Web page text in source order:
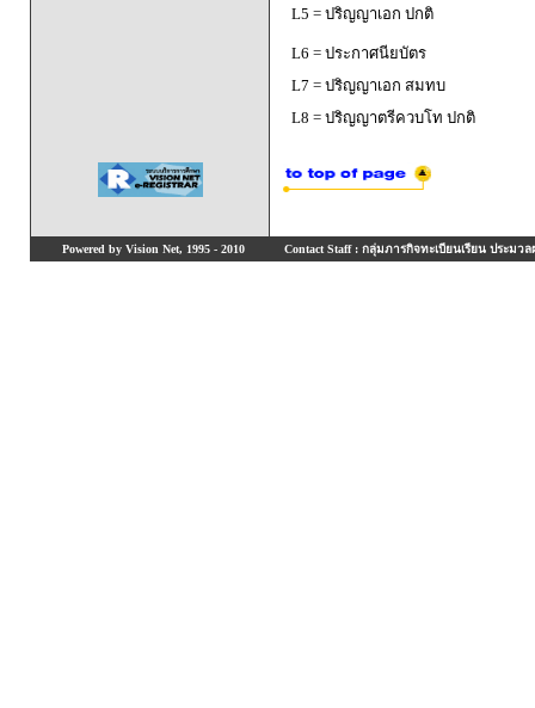
L5 = ปริญญาเอก ปกติ
L6 = ประกาศนียบัตร
L7 = ปริญญาเอก สมทบ
L8 = ปริญญาตรีควบโท ปกติ
Powered by Vision Net, 1995 - 2010 Contact Staff : กลุ่มภารกิจทะเบียนเรียน ประมวล